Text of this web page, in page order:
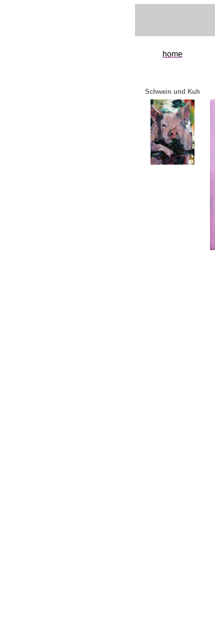
home
Schwein und Kuh